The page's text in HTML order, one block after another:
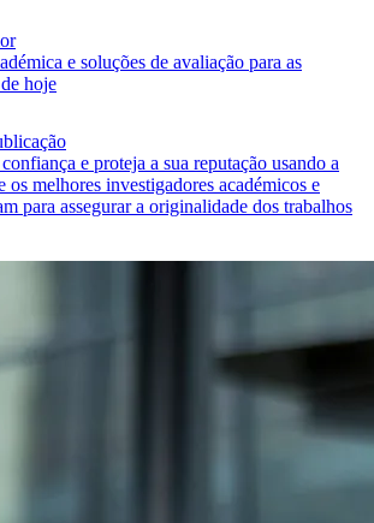
e soluções de avaliação para as
hoje
e proteja a sua reputação usando a
os melhores investigadores académicos e
para assegurar a originalidade dos trabalhos